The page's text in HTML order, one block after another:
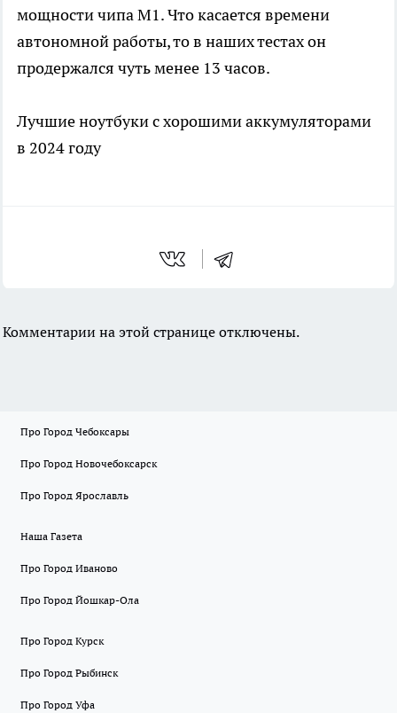
мощности чипа M1. Что касается времени
автономной работы, то в наших тестах он
продержался чуть менее 13 часов.
Лучшие ноутбуки с хорошими аккумуляторами
в 2024 году
Комментарии на этой странице отключены.
Про Город Чебоксары
Про Город Новочебоксарск
Про Город Ярославль
Наша Газета
Про Город Иваново
Про Город Йошкар-Ола
Про Город Курск
Про Город Рыбинск
Про Город Уфа